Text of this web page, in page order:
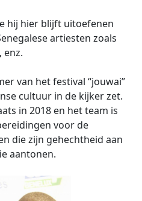
hij hier blijft uitoefenen
artiesten zoals
enz.
van het festival “jouwai”
cultuur in de kijker zet.
in 2018 en het team is
voor de
die zijn gehechtheid aan
aantonen.